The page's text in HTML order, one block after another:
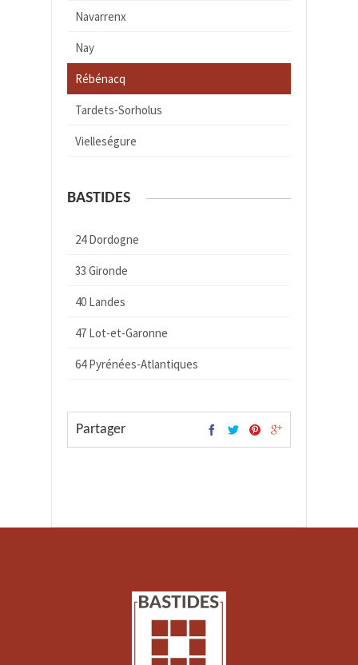
Navarrenx
Nay
Rébénacq
Tardets-Sorholus
Vielleségure
BASTIDES
24 Dordogne
33 Gironde
40 Landes
47 Lot-et-Garonne
64 Pyrénées-Atlantiques
Partager